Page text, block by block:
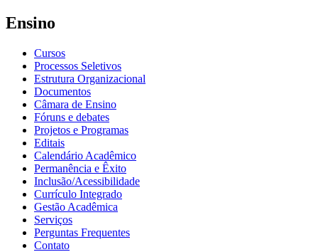
Ensino
Cursos
Processos Seletivos
Estrutura Organizacional
Documentos
Câmara de Ensino
Fóruns e debates
Projetos e Programas
Editais
Calendário Acadêmico
Permanência e Êxito
Inclusão/Acessibilidade
Currículo Integrado
Gestão Acadêmica
Serviços
Perguntas Frequentes
Contato